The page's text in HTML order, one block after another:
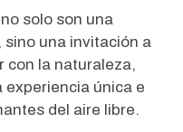
solo son una
una invitación a
con la naturaleza,
experiencia única e
del aire libre.